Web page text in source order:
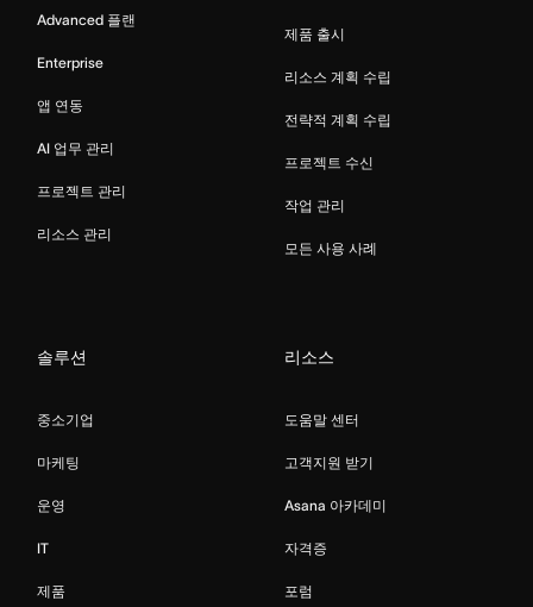
Advanced 플랜
Enterprise
앱 연동
AI 업무 관리
프로젝트 관리
리소스 관리
제품 출시
리소스 계획 수립
전략적 계획 수립
프로젝트 수신
작업 관리
모든 사용 사례
솔루션
중소기업
마케팅
운영
IT
제품
리소스
도움말 센터
고객지원 받기
Asana 아카데미
자격증
포럼